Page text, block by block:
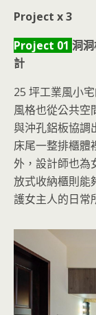
Project x 3
Project 01 洞
計
25 坪工業風小
風格也從公共空
與沖孔鋁板協調
床尾一整排櫃體
外，設計師也為
放式收納櫃則能
護女主人的日常